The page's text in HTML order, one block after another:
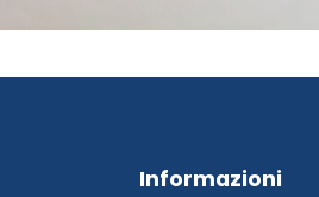
Informazioni